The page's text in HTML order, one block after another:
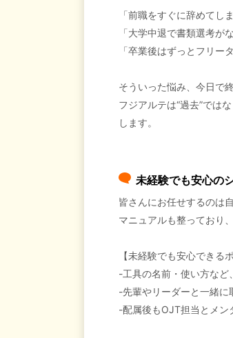
「前職をすぐに辞めてし
「大学中退で書類選考が
「卒業後はずっとフリー
そういった悩み、今日で
フジアルテは“過去”では
します。
未経験でも安心の
皆さんにお任せするのは
マニュアルも整っており
【未経験でも安心できる
-工具の名前・使い方など
-先輩やリーダーと一緒に
-配属後もOJT担当とメン